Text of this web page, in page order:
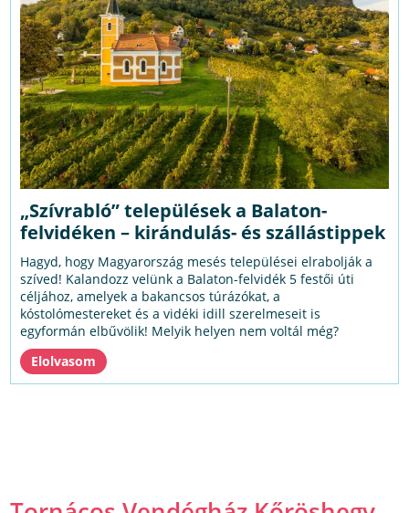
„Szívrabló” települések a Balaton-
felvidéken – kirándulás- és szállástippek
Hagyd, hogy Magyarország mesés települései elrabolják a
szíved! Kalandozz velünk a Balaton-felvidék 5 festői úti
céljához, amelyek a bakancsos túrázókat, a
kóstolómestereket és a vidéki idill szerelmeseit is
egyformán elbűvölik! Melyik helyen nem voltál még?